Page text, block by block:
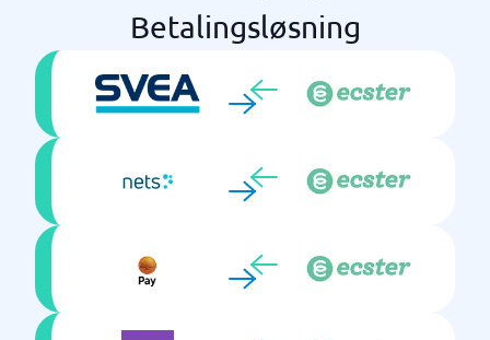
Betalingsløsning